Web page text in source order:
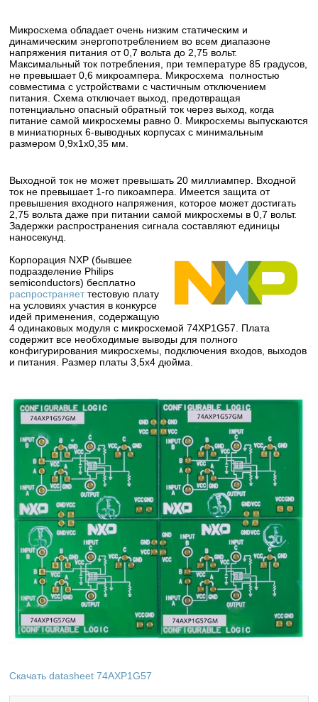
Микросхема обладает очень низким статическим и
динамическим энергопотреблением во всем диапазоне
напряжения питания от 0,7 вольта до 2,75 вольт.
Максимальный ток потребления, при температуре 85 градусов,
не превышает 0,6 микроампера. Микросхема полностью
совместима с устройствами с частичным отключением
питания. Схема отключает выход, предотвращая
потенциально опасный обратный ток через выход, когда
питание самой микросхемы равно 0. Микросхемы выпускаются
в миниатюрных 6-выводных корпусах с минимальным
размером 0,9х1х0,35 мм.
Выходной ток не может превышать 20 миллиампер. Входной
ток не превышает 1-го пикоампера. Имеется защита от
превышения входного напряжения, которое может достигать
2,75 вольта даже при питании самой микросхемы в 0,7 вольт.
Задержки распространения сигнала составляют единицы
наносекунд.
Корпорация NXP (бывшее
подразделение Philips
semiconductors) бесплатно
распространяеттестовую плату
на условиях участия в конкурсе
идей применения, содержащую
4 одинаковых модуля с микросхемой 74XP1G57. Плата
содержит все необходимые выводы для полного
конфигурирования микросхемы, подключения входов, выходов
и питания. Размер платы 3,5х4 дюйма.
Скачать datasheet 74AXP1G57